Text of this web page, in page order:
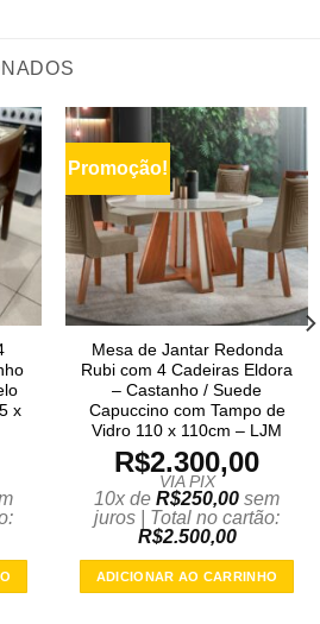
x
Promoção!
Mesa de Jantar Redonda
Rubi com 4 Cadeiras Eldora
– Castanho / Suede
Capuccino com Tampo de
Vidro 110 x 110cm – LJM
R$2.300,00
VIA PIX
10x de R$250,00 sem
juros | Total no cartão:
R$2.500,00
ADICIONAR AO CARRINHO